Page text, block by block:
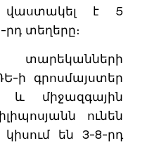
վաստակել է 5
րդ տեղերը։
ի գրոսմայստեր
և միջազգային
ունեն
են 3-8-րդ